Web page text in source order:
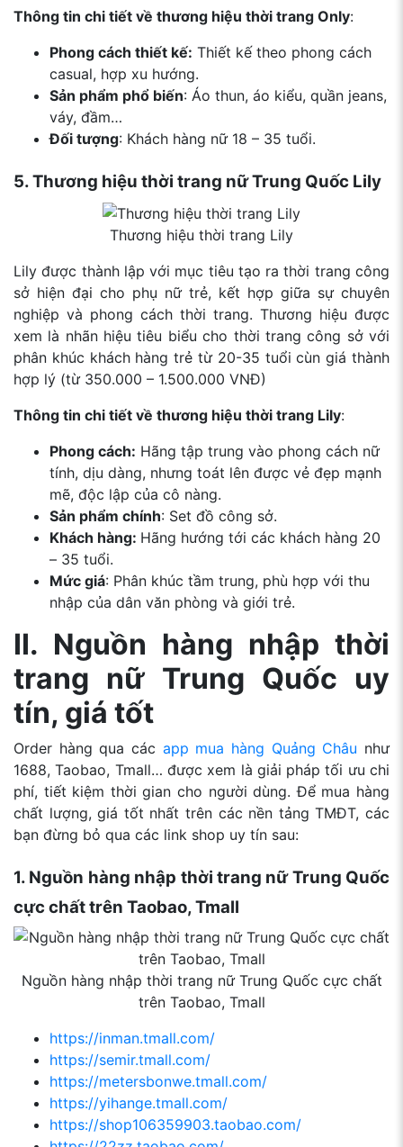
Thông tin chi tiết về thương hiệu thời trang Only:
Phong cách thiết kế: Thiết kế theo phong cách
casual, hợp xu hướng.
Sản phẩm phổ biến: Áo thun, áo kiểu, quần jeans,
váy, đầm…
Đối tượng: Khách hàng nữ 18 – 35 tuổi.
5. Thương hiệu thời trang nữ Trung Quốc Lily
Thương hiệu thời trang Lily
Lily được thành lập với mục tiêu tạo ra thời trang công
sở hiện đại cho phụ nữ trẻ, kết hợp giữa sự chuyên
nghiệp và phong cách thời trang. Thương hiệu được
xem là nhãn hiệu tiêu biểu cho thời trang công sở với
phân khúc khách hàng trẻ từ 20-35 tuổi cùn giá thành
hợp lý (từ 350.000 – 1.500.000 VNĐ)
Thông tin chi tiết về thương hiệu thời trang Lily:
Phong cách: Hãng tập trung vào phong cách nữ
tính, dịu dàng, nhưng toát lên được vẻ đẹp mạnh
mẽ, độc lập của cô nàng.
Sản phẩm chính: Set đồ công sở.
Khách hàng: Hãng hướng tới các khách hàng 20
– 35 tuổi.
Mức giá: Phân khúc tầm trung, phù hợp với thu
nhập của dân văn phòng và giới trẻ.
II. Nguồn hàng nhập thời
trang nữ Trung Quốc uy
tín, giá tốt
Order hàng qua các app mua hàng Quảng Châu như
1688, Taobao, Tmall… được xem là giải pháp tối ưu chi
phí, tiết kiệm thời gian cho người dùng. Để mua hàng
chất lượng, giá tốt nhất trên các nền tảng TMĐT, các
bạn đừng bỏ qua các link shop uy tín sau:
1. Nguồn hàng nhập thời trang nữ Trung Quốc
cực chất trên Taobao, Tmall
Nguồn hàng nhập thời trang nữ Trung Quốc cực chất
trên Taobao, Tmall
https://inman.tmall.com/
https://semir.tmall.com/
https://metersbonwe.tmall.com/
https://yihange.tmall.com/
https://shop106359903.taobao.com/